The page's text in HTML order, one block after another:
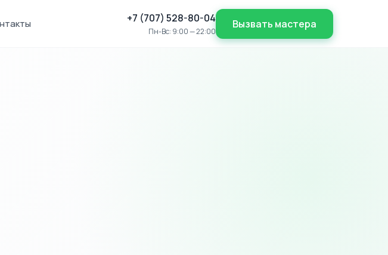
+7 (707) 528-80-04
Пн-Вс: 9:00 — 22:00
Вызвать мастера